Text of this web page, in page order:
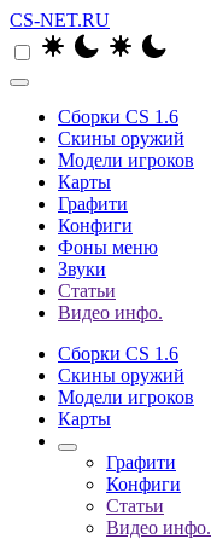
CS-NET.RU
Сборки CS 1.6
Скины оружий
Модели игроков
Карты
Графити
Конфиги
Фоны меню
Звуки
Статьи
Видео инфо.
Сборки CS 1.6
Скины оружий
Модели игроков
Карты
Графити
Конфиги
Статьи
Видео инфо.